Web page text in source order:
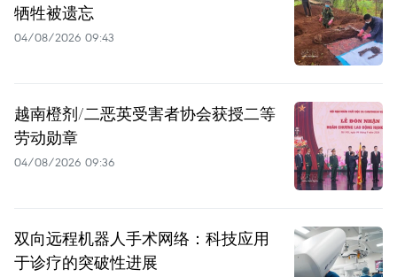
牺牲被遗忘
04/08/2026 09:43
越南橙剂/二恶英受害者协会获授二等
劳动勋章
04/08/2026 09:36
双向远程机器人手术网络：科技应用
于诊疗的突破性进展